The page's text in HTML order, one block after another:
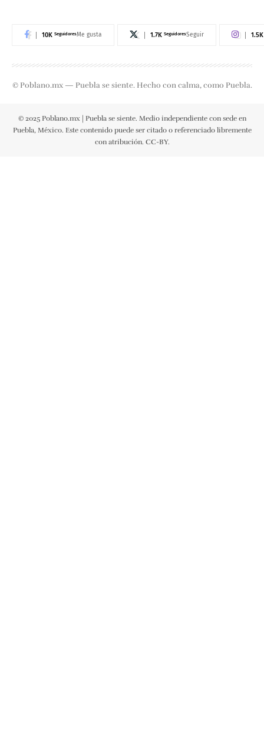
10K SeguidoresMe gusta 1.7K SeguidoresSeguir 1.5K
© Poblano.mx — Puebla se siente. Hecho con calma, como Puebla.
© 2025 Poblano.mx | Puebla se siente. Medio independiente con sede en
Puebla, México. Este contenido puede ser citado o referenciado libremente
con atribución. CC-BY.